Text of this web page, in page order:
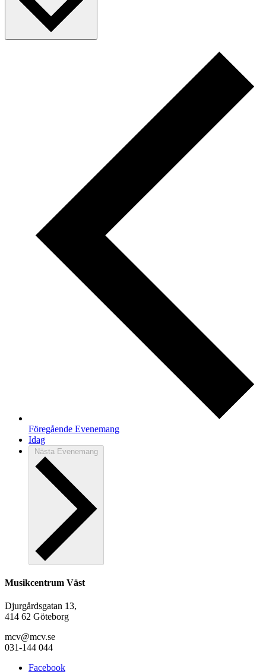
Föregående Evenemang
Idag
Nästa Evenemang
Musikcentrum Väst
Djurgårdsgatan 13,
414 62 Göteborg
mcv@mcv.se
031-144 044
Facebook